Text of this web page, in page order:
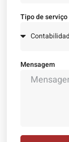
Tipo de serviço
Mensagem